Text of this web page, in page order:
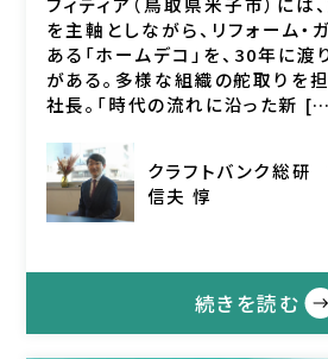
を主軸としながら、リフォーム
ある「ホームデコ」を、30年に
がある。多様な組織の舵取りを
社長。「時代の流れに沿った新
クラフトバンク総研
信夫 惇
続きを読む